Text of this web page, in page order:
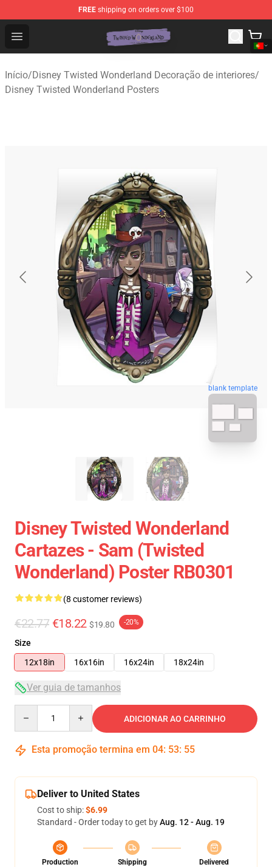
FREE shipping on orders over $100
Open menu
Twisted Wonderland Store - Official Twisted
Início/Disney Twisted Wonderland Decoração de interiores/
Disney Twisted Wonderland Posters
blank template
Disney Twisted Wonderland
Cartazes - Sam (Twisted
Wonderland) Poster RB0301
(8 customer reviews)
€22.77 €18.22 $19.80 -20%
Size
12x18in
16x16in 16x24in 18x24in
Ver guia de tamanhos
ADICIONAR AO CARRINHO
Esta promoção termina em 04: 53: 54
Deliver to United States
Cost to ship:$6.99
Standard - Order today to get byAug. 12 - Aug. 19
Production
Shipping
Delivered